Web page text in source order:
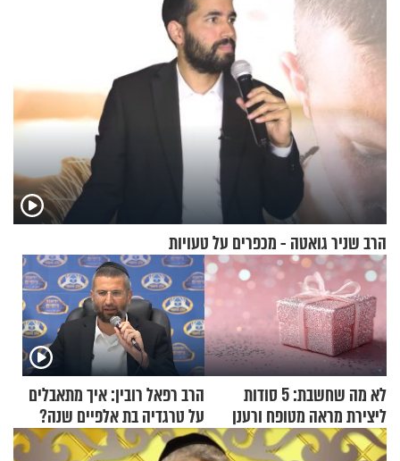
הרב שניר גואטה - מכפרים על טעויות
לא מה שחשבת: 5 סודות
ליצירת מראה מטופח ורענן
הרב רפאל רובין: איך מתאבלים
על טרגדיה בת אלפיים שנה?